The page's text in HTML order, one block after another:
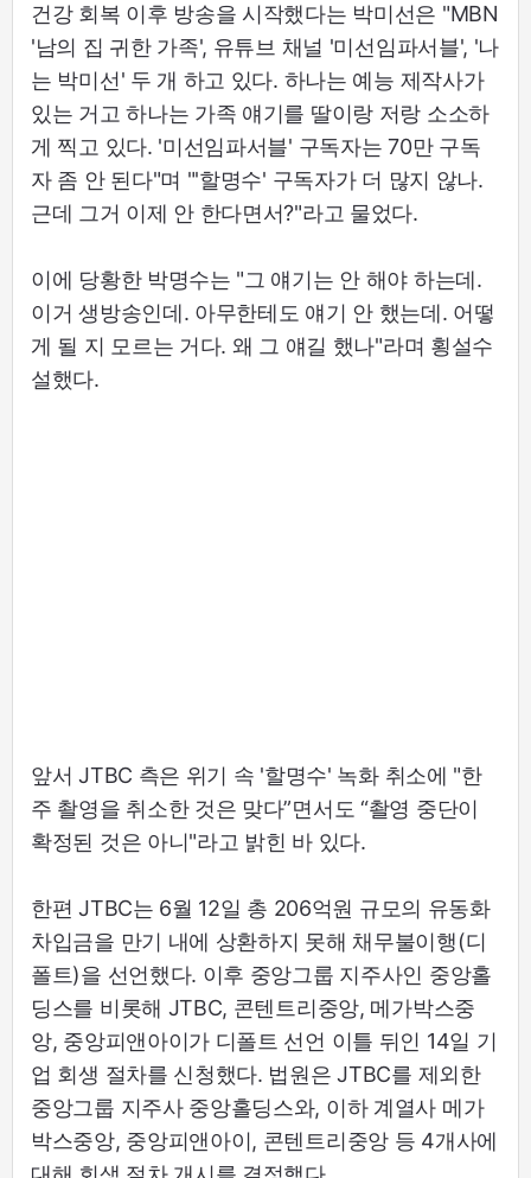
건강 회복 이후 방송을 시작했다는 박미선은 "MBN
'남의 집 귀한 가족', 유튜브 채널 '미선임파서블', '나
는 박미선' 두 개 하고 있다. 하나는 예능 제작사가
있는 거고 하나는 가족 얘기를 딸이랑 저랑 소소하
게 찍고 있다. '미선임파서블' 구독자는 70만 구독
자 좀 안 된다"며 "'할명수' 구독자가 더 많지 않나.
근데 그거 이제 안 한다면서?"라고 물었다.
이에 당황한 박명수는 "그 얘기는 안 해야 하는데.
이거 생방송인데. 아무한테도 얘기 안 했는데. 어떻
게 될 지 모르는 거다. 왜 그 얘길 했나"라며 횡설수
설했다.
앞서 JTBC 측은 위기 속 '할명수' 녹화 취소에 "한
주 촬영을 취소한 것은 맞다”면서도 “촬영 중단이
확정된 것은 아니"라고 밝힌 바 있다.
한편 JTBC는 6월 12일 총 206억원 규모의 유동화
차입금을 만기 내에 상환하지 못해 채무불이행(디
폴트)을 선언했다. 이후 중앙그룹 지주사인 중앙홀
딩스를 비롯해 JTBC, 콘텐트리중앙, 메가박스중
앙, 중앙피앤아이가 디폴트 선언 이틀 뒤인 14일 기
업 회생 절차를 신청했다. 법원은 JTBC를 제외한
중앙그룹 지주사 중앙홀딩스와, 이하 계열사 메가
박스중앙, 중앙피앤아이, 콘텐트리중앙 등 4개사에